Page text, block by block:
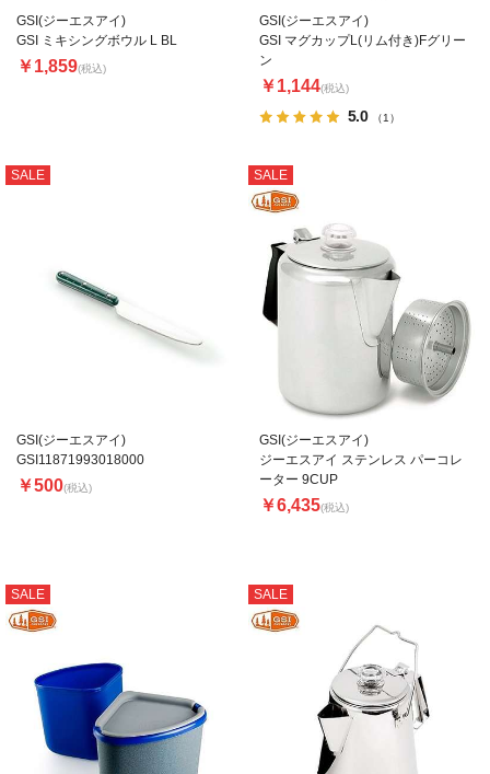
GSI(ジーエスアイ)
GSI ミキシングボウル L BL
￥1,859(税込)
5.0 （1）
GSI(ジーエスアイ)
GSI マグカップL(リム付き)Fグリー
ン
￥1,144(税込)
SALE
GSI(ジーエスアイ)
GSI11871993018000
￥500(税込)
SALE
GSI(ジーエスアイ)
ジーエスアイ ステンレス パーコレ
ーター 9CUP
￥6,435(税込)
SALE SALE